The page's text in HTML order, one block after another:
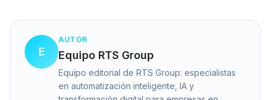
E
AUTOR
Equipo RTS Group
Equipo editorial de RTS Group: especialistas
en automatización inteligente, IA y